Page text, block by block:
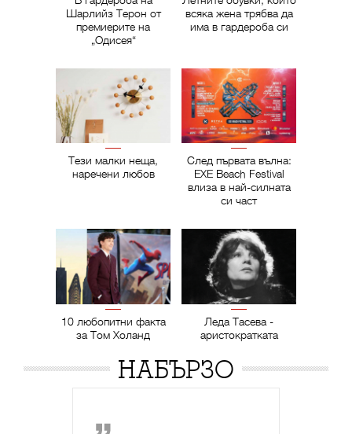
Шарлийз Терон от
премиерите на
„Одисея“
всяка жена трябва да
има в гардероба си
Тези малки неща,
наречени любов
След първата вълна:
EXE Beach Festival
влиза в най-силната
си част
10 любопитни факта
за Том Холанд
Леда Тасева -
аристократката
НАБЪРЗО